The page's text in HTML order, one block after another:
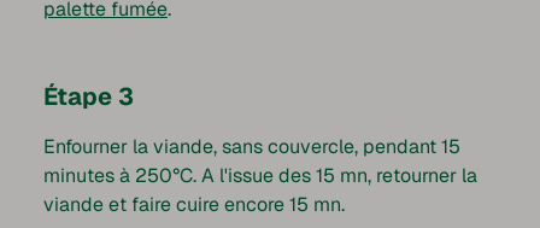
palette fumée.
Étape 3
Enfourner la viande, sans couvercle, pendant 15
minutes à 250°C. A l'issue des 15 mn, retourner la
viande et faire cuire encore 15 mn.